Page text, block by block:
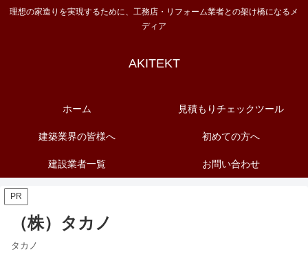
理想の家造りを実現するために、工務店・リフォーム業者との架け橋になるメ
ディア
AKITEKT
ホーム 見積もりチェックツール
建築業界の皆様へ 初めての方へ
建設業者一覧 お問い合わせ
PR
（株）タカノ
タカノ